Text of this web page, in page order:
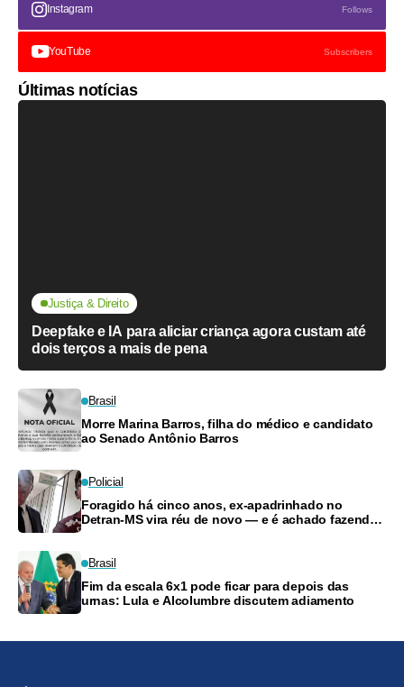
Instagram Follows
YouTube Subscribers
Últimas notícias
Justiça & Direito
Deepfake e IA para aliciar criança agora custam até
dois terços a mais de pena
Brasil
Morre Marina Barros, filha do médico e candidato
ao Senado Antônio Barros
Policial
Foragido há cinco anos, ex-apadrinhado no
Detran-MS vira réu de novo — e é achado fazendo
Brasil
Fim da escala 6x1 pode ficar para depois das
urnas: Lula e Alcolumbre discutem adiamento